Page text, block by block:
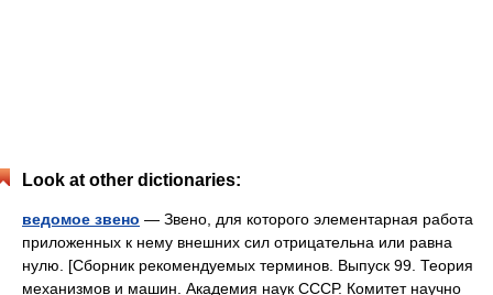
Look at other dictionaries:
ведомое звено — Звено, для которого элементарная работа
приложенных к нему внешних сил отрицательна или равна
нулю. [Сборник рекомендуемых терминов. Выпуск 99. Теория
механизмов и машин. Академия наук СССР. Комитет научно